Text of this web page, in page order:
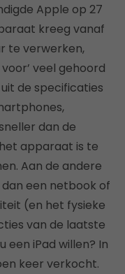
Apple op 27
kreeg vanaf
te verwerken,
veel gehoord
de specificaties
dan de
apparaat is te
Aan de andere
een netbook of
(en het fysieke
van de laatste
een iPad willen? In
keer verkocht.